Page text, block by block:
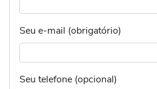
Seu e-mail (obrigatório)
Seu telefone (opcional)